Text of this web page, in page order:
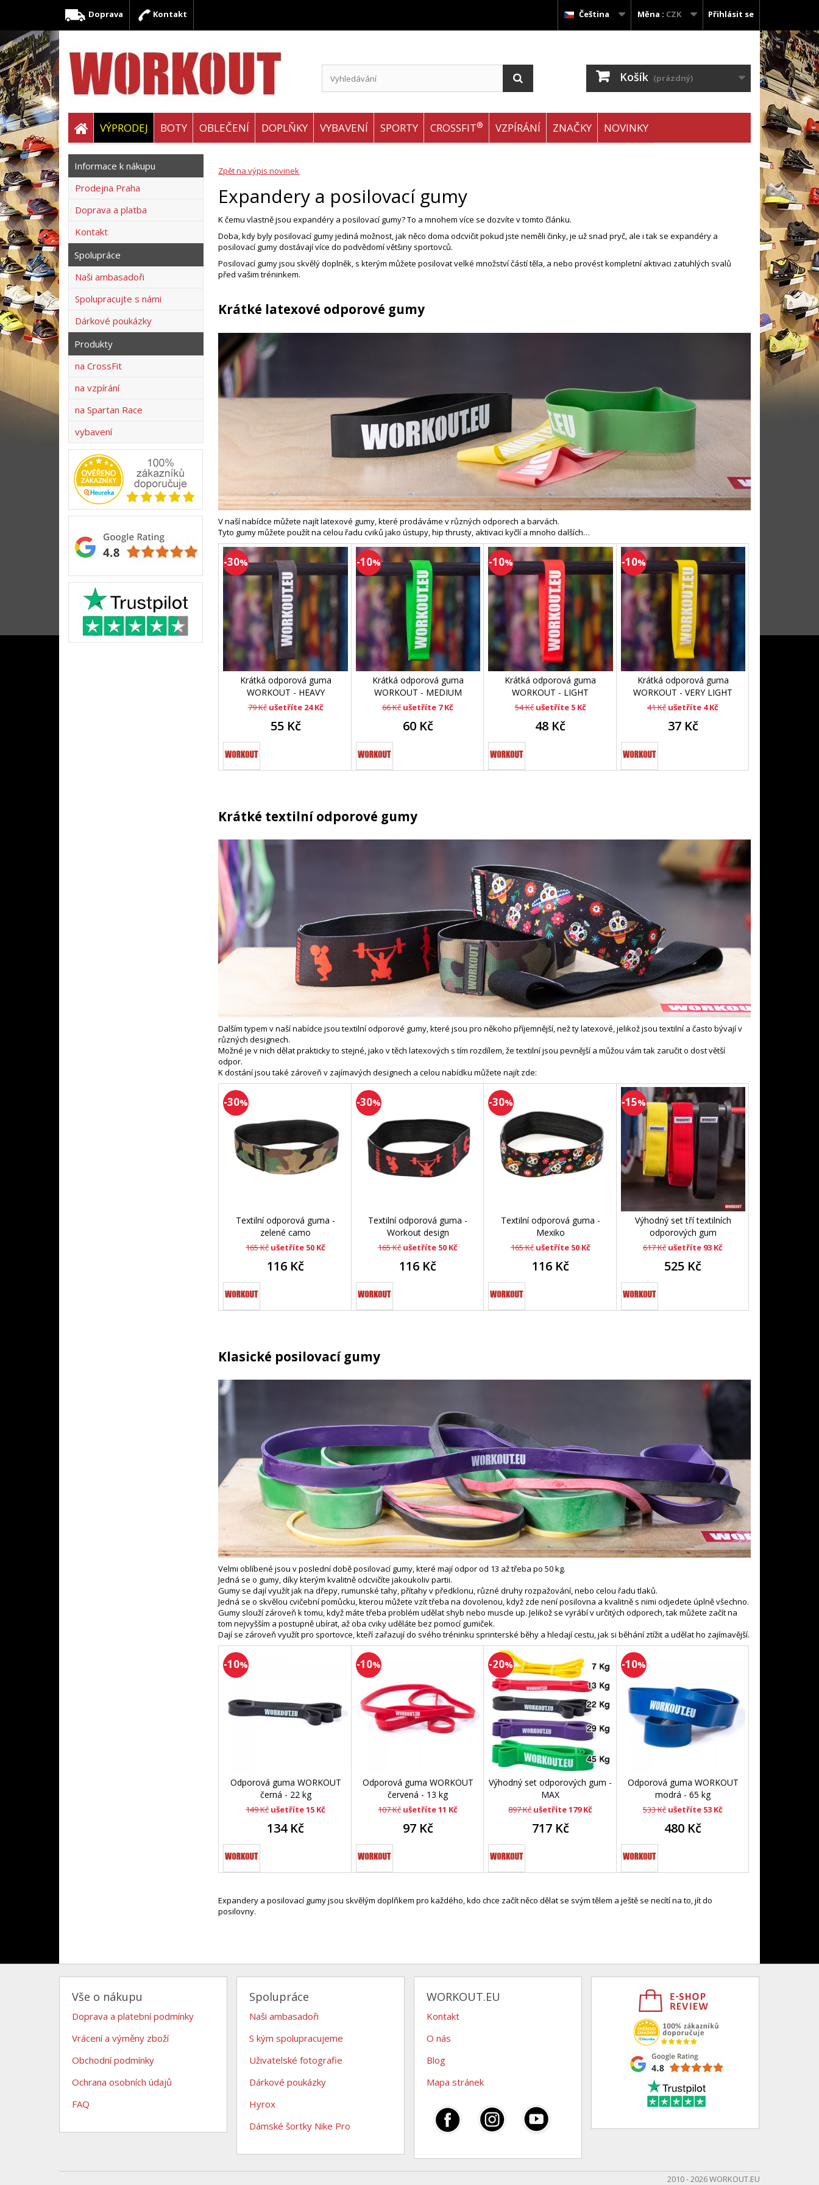
Přihlásit se
Měna : CZK
Čeština
Doprava Kontakt
Košík (prázdný)
VÝPRODEJ BOTY OBLEČENÍ DOPLŇKY VYBAVENÍ SPORTY CROSSFIT® VZPÍRÁNÍ ZNAČKY NOVINKY
Informace k nákupu
Prodejna Praha
Doprava a platba
Kontakt
Spolupráce
Naši ambasadoři
Spolupracujte s námi
Dárkové poukázky
Produkty
na CrossFit
na vzpírání
na Spartan Race
vybavení
Zpět na výpis novinek
Expandery a posilovací gumy
K čemu vlastně jsou expandéry a posilovací gumy? To a mnohem více se dozvíte v tomto článku.
Doba, kdy byly posilovací gumy jediná možnost, jak něco doma odcvičit pokud jste neměli činky, je už snad pryč, ale i tak se expandéry a
posilovací gumy dostávají více do podvědomí většiny sportovců.
Posilovací gumy jsou skvělý doplněk, s kterým můžete posilovat velké množství částí těla, a nebo provést kompletní aktivaci zatuhlých svalů
před vašim tréninkem.
Krátké latexové odporové gumy
V naší nabídce můžete najít latexové gumy, které prodáváme v různých odporech a barvách.
Tyto gumy můžete použít na celou řadu cviků jako ústupy, hip thrusty, aktivaci kyčlí a mnoho dalších…
-30%
Krátká odporová guma
WORKOUT - HEAVY
79 Kč ušetříte 24 Kč
55 Kč
-10%
Krátká odporová guma
WORKOUT - MEDIUM
66 Kčušetříte 7 Kč
60 Kč
-10%
Krátká odporová guma
WORKOUT - LIGHT
54 Kč ušetříte 5 Kč
48 Kč
-10%
Krátká odporová guma
WORKOUT - VERY LIGHT
41 Kč ušetříte 4 Kč
37 Kč
Krátké textilní odporové gumy
Dalším typem v naší nabídce jsou textilní odporové gumy, které jsou pro někoho příjemnější, než ty latexové, jelikož jsou textilní a často bývají v
různých designech.
Možné je v nich dělat prakticky to stejné, jako v těch latexových s tím rozdílem, že textilní jsou pevnější a můžou vám tak zaručit o dost větší
odpor.
K dostání jsou také zároveň v zajímavých designech a celou nabídku můžete najít zde:
-30%
Textilní odporová guma -
zelené camo
165 Kč ušetříte 50 Kč
116 Kč
-30%
Textilní odporová guma -
Workout design
165 Kčušetříte 50 Kč
116 Kč
-30%
Textilní odporová guma -
Mexiko
165 Kč ušetříte 50 Kč
116 Kč
-15%
Výhodný set tří textilních
odporových gum
617 Kč ušetříte 93 Kč
525 Kč
Klasické posilovací gumy
Velmi oblíbené jsou v poslední době posilovací gumy, které mají odpor od 13 až třeba po 50 kg.
Jedná se o gumy, díky kterým kvalitně odcvičíte jakoukoliv partii.
Gumy se dají využít jak na dřepy, rumunské tahy, přítahy v předklonu, různé druhy rozpažování, nebo celou řadu tlaků.
Jedná se o skvělou cvičební pomůcku, kterou můžete vzít třeba na dovolenou, když zde není posilovna a kvalitně s nimi odjedete úplně všechno.
Gumy slouží zároveň k tomu, když máte třeba problém udělat shyb nebo muscle up. Jelikož se vyrábí v určitých odporech, tak můžete začít na
tom nejvyšším a postupně ubírat, až oba cviky uděláte bez pomocí gumiček.
Dají se zároveň využít pro sportovce, kteří zařazují do svého tréninku sprinterské běhy a hledají cestu, jak si běhání ztížit a udělat ho zajímavější.
-10%
Odporová guma WORKOUT
černá - 22 kg
149 Kč ušetříte 15 Kč
134 Kč
-10%
Odporová guma WORKOUT
červená - 13 kg
107 Kčušetříte 11 Kč
97 Kč
-20%
Výhodný set odporových gum -
MAX
897 Kč ušetříte 179 Kč
717 Kč
-10%
Odporová guma WORKOUT
modrá - 65 kg
533 Kč ušetříte 53 Kč
480 Kč
Expandery a posilovací gumy jsou skvělým doplňkem pro každého, kdo chce začít něco dělat se svým tělem a ještě se necítí na to, jít do
posilovny.
Vše o nákupu
Doprava a platební podmínky
Vrácení a výměny zboží
Obchodní podmínky
Ochrana osobních údajů
FAQ
Spolupráce
Naši ambasadoři
S kým spolupracujeme
Uživatelské fotografie
Dárkové poukázky
Hyrox
Dámské šortky Nike Pro
WORKOUT.EU
Kontakt
O nás
Blog
Mapa stránek
2010 - 2026 WORKOUT.EU